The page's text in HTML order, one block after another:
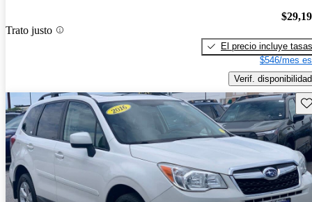
Trato justo
El precio incluye tasas
$546/mes
Verif. disponibilidad